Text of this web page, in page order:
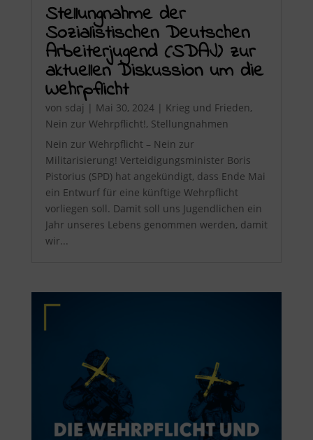
Stellungnahme der
Sozialistischen Deutschen
Arbeiterjugend (SDAJ) zur
aktuellen Diskussion um die
Wehrpflicht
von sdaj | Mai 30, 2024| Krieg und Frieden,
Nein zur Wehrpflicht!, Stellungnahmen
Nein zur Wehrpflicht – Nein zur
Militarisierung! Verteidigungsminister Boris
Pistorius (SPD) hat angekündigt, dass Ende Mai
ein Entwurf für eine künftige Wehrpflicht
vorliegen soll. Damit soll uns Jugendlichen ein
Jahr unseres Lebens genommen werden, damit
wir...